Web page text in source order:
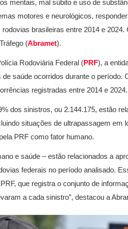
mentais, mal súbito e uso de
motores e neurológicos,
brasileiras entre 2014 e
(Abramet).
Rodoviária Federal (PRF), a
saúde ocorridos durante o período.
registradas entre 2014 e 2024.
dos sinistros, ou 2.144.175, estão
situações de ultrapassagem em
PRF como fator humano.
e saúde – estão relacionados a
federais no período analisado.
que registra o conjunto de
a cada sinistro”, destacou a